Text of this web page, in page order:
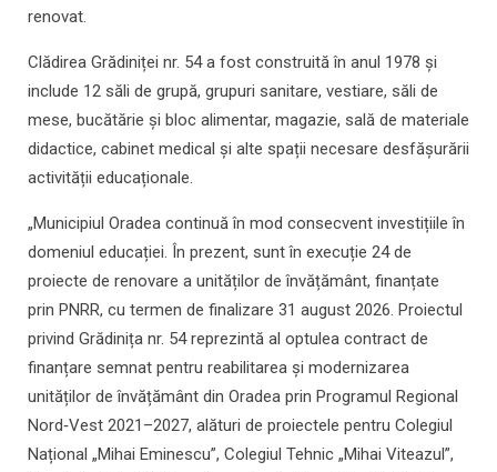
renovat.
Clădirea Grădiniței nr. 54 a fost construită în anul 1978 și
include 12 săli de grupă, grupuri sanitare, vestiare, săli de
mese, bucătărie și bloc alimentar, magazie, sală de materiale
didactice, cabinet medical și alte spații necesare desfășurării
activității educaționale.
„Municipiul Oradea continuă în mod consecvent investițiile în
domeniul educației. În prezent, sunt în execuție 24 de
proiecte de renovare a unităților de învățământ, finanțate
prin PNRR, cu termen de finalizare 31 august 2026. Proiectul
privind Grădinița nr. 54 reprezintă al optulea contract de
finanțare semnat pentru reabilitarea și modernizarea
unităților de învățământ din Oradea prin Programul Regional
Nord‑Vest 2021–2027, alături de proiectele pentru Colegiul
Național „Mihai Eminescu”, Colegiul Tehnic „Mihai Viteazul”,